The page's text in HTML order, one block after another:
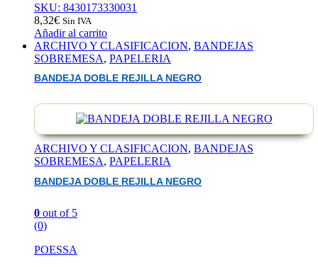
SKU: 8430173330031
8,32€ Sin IVA
Añadir al carrito
ARCHIVO Y CLASIFICACION, BANDEJAS
SOBREMESA, PAPELERIA
BANDEJA DOBLE REJILLA NEGRO
ARCHIVO Y CLASIFICACION, BANDEJAS
SOBREMESA, PAPELERIA
BANDEJA DOBLE REJILLA NEGRO
0 out of 5
(0)
POESSA